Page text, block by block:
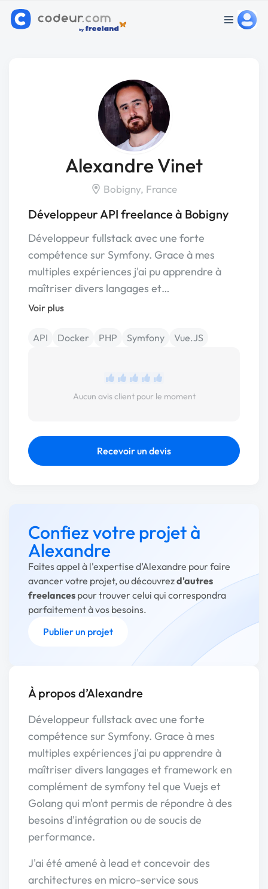
Alexandre Vinet
Bobigny, France
Développeur API freelance à Bobigny
Développeur fullstack avec une forte
compétence sur Symfony. Grace à mes
multiples expériences j'ai pu apprendre à
maîtriser divers langages et…
Voir plus
API Docker PHP Symfony Vue.JS
Aucun avis client pour le moment
Recevoir un devis
Confiez votre projet à
Alexandre
Faites appel à l'expertise d’Alexandre pour faire
avancer votre projet, ou découvrezd'autres
freelances pour trouver celui qui correspondra
parfaitement à vos besoins.
Publier un projet
À propos d’Alexandre
Développeur fullstack avec une forte
compétence sur Symfony. Grace à mes
multiples expériences j'ai pu apprendre à
maîtriser divers langages et framework en
complément de symfony tel que Vuejs et
Golang qui m'ont permis de répondre à des
besoins d'intégration ou de soucis de
performance.
J'ai été amené à lead et concevoir des
architectures en micro-service sous